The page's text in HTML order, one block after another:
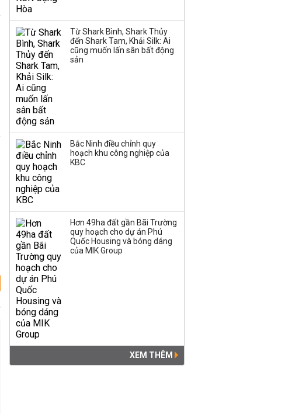
tăng vốn lên gần
77.800 tỷ
Từ Shark Bình, Shark Thủy
đến Shark Tam, Khải Silk: Ai
cũng muốn lấn sân bất động
sản
Bắc Ninh điều chỉnh quy
hoạch khu công nghiệp của
KBC
Hơn 49ha đất gần Bãi Trường
quy hoạch cho dự án Phú
Quốc Housing và bóng dáng
của MIK Group
XEM THÊM